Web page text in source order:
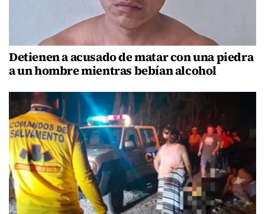
Detienen a acusado de matar con una piedra
a un hombre mientras bebían alcohol